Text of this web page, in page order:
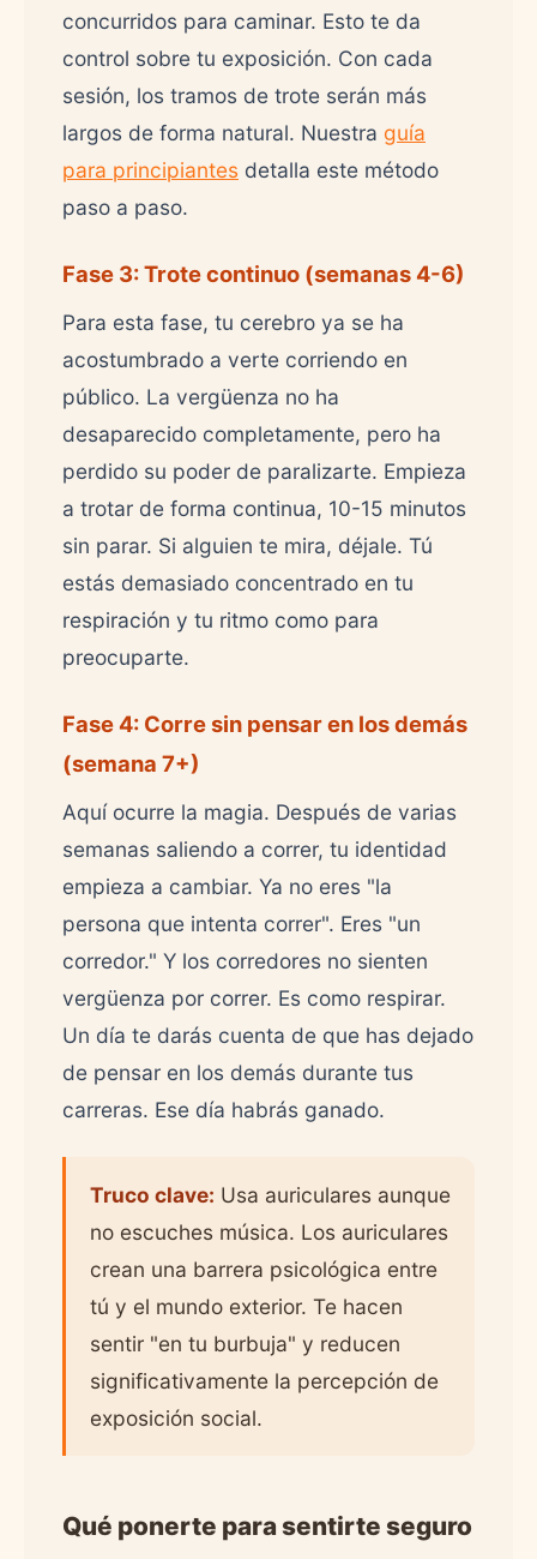
concurridos para caminar. Esto te da
control sobre tu exposición. Con cada
sesión, los tramos de trote serán más
largos de forma natural. Nuestra guía
para principiantes detalla este método
paso a paso.
Fase 3: Trote continuo (semanas 4-6)
Para esta fase, tu cerebro ya se ha
acostumbrado a verte corriendo en
público. La vergüenza no ha
desaparecido completamente, pero ha
perdido su poder de paralizarte. Empieza
a trotar de forma continua, 10-15 minutos
sin parar. Si alguien te mira, déjale. Tú
estás demasiado concentrado en tu
respiración y tu ritmo como para
preocuparte.
Fase 4: Corre sin pensar en los demás
(semana 7+)
Aquí ocurre la magia. Después de varias
semanas saliendo a correr, tu identidad
empieza a cambiar. Ya no eres "la
persona que intenta correr". Eres "un
corredor." Y los corredores no sienten
vergüenza por correr. Es como respirar.
Un día te darás cuenta de que has dejado
de pensar en los demás durante tus
carreras. Ese día habrás ganado.
Truco clave: Usa auriculares aunque
no escuches música. Los auriculares
crean una barrera psicológica entre
tú y el mundo exterior. Te hacen
sentir "en tu burbuja" y reducen
significativamente la percepción de
exposición social.
Qué ponerte para sentirte seguro